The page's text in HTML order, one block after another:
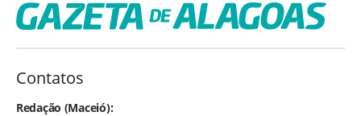
Contatos
Redação (Maceió):